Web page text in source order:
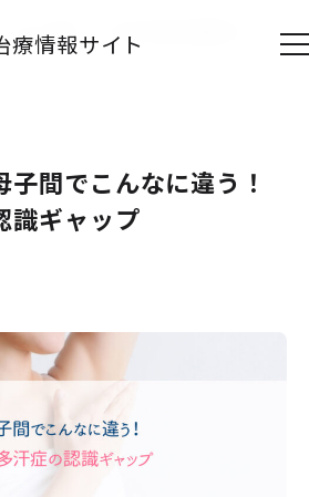
療情報サイト
んなに違う！ワキ多汗症の認識ギャップ
子間でこんなに違う！
識ギャップ